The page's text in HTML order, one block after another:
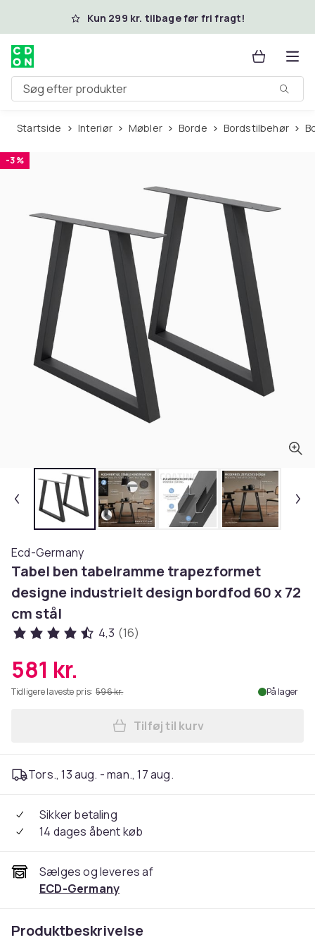
Spring til hovedindhold
Kun 299 kr. tilbage før fri fragt!
Søg efter produkter
Startside Interiør Møbler Borde Bordstilbehør
-3 %
Ecd-Germany
Tabel ben tabelramme trapezformet
designe industrielt design bordfod 60 x 72
cm stål
4,3 (16)
581 kr.
Tidligere laveste pris: 596 kr. På lager
Læg Tabel ben
Tilføj til kurv
Tors., 13 aug. - man., 17 aug.
Sikker betaling
14 dages åbent køb
Sælges og leveres af
ECD-Germany
Produktbeskrivelse